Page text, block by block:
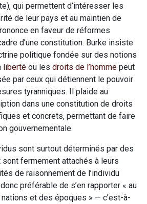
qui permettent d’intéresser les
de leur pays et au maintien de
en faveur de réformes
d’une constitution. Burke insiste
politique fondée sur des notions
liberté ou les droits de l’homme peut
par ceux qui détiennent le pouvoir
tyranniques. Il plaide au
dans une constitution de droits
et concrets, permettant de faire
gouvernementale.
sont surtout déterminés par des
fermement attachés à leurs
de raisonnement de l’individu
préférable de s’en rapporter « au
et des époques » — c’est-à-